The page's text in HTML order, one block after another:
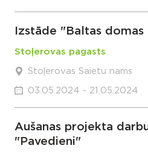
Izstāde "Baltas
Stoļerovas pagasts
Stoļerovas Saietu nams
03.05.2024 - 21.05.2024
Aušanas projekta
"Pavedieni"